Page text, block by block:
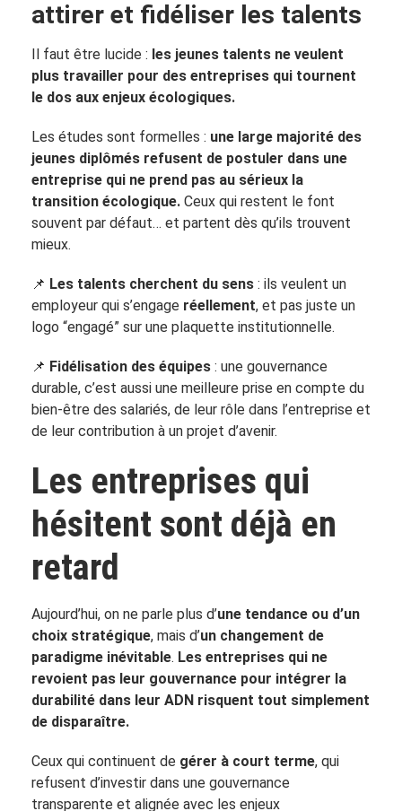
attirer et fidéliser les talents
Il faut être lucide : les jeunes talents ne veulent
plus travailler pour des entreprises qui tournent
le dos aux enjeux écologiques.
Les études sont formelles : une large majorité des
jeunes diplômés refusent de postuler dans une
entreprise qui ne prend pas au sérieux la
transition écologique. Ceux qui restent le font
souvent par défaut… et partent dès qu’ils trouvent
mieux.
📌 Les talents cherchent du sens : ils veulent un
employeur qui s’engage réellement, et pas juste un
logo “engagé” sur une plaquette institutionnelle.
📌 Fidélisation des équipes : une gouvernance
durable, c’est aussi une meilleure prise en compte du
bien-être des salariés, de leur rôle dans l’entreprise et
de leur contribution à un projet d’avenir.
Les entreprises qui
hésitent sont déjà en
retard
Aujourd’hui, on ne parle plus d’une tendance ou d’un
choix stratégique, mais d’un changement de
paradigme inévitable. Les entreprises qui ne
revoient pas leur gouvernance pour intégrer la
durabilité dans leur ADN risquent tout simplement
de disparaître.
Ceux qui continuent de gérer à court terme, qui
refusent d’investir dans une gouvernance
transparente et alignée avec les enjeux